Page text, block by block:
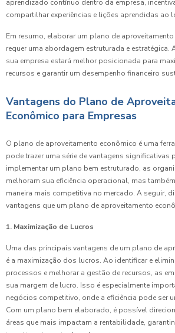
aprendizado contínuo dentro da empresa,
compartilhar experiências e lições aprendidas ao
Em resumo, elaborar um plano de
requer uma abordagem estruturada e estratégica.
sua empresa estará melhor posicionada para
recursos e garantir um desempenho financeiro
Vantagens do Plano de
Econômico para Empresas
O plano de aproveitamento econômico é uma
pode trazer uma série de vantagens significativas
implementar um plano bem estruturado, as
melhoram sua eficiência operacional, mas
maneira mais competitiva no mercado. A seguir,
vantagens que um plano de aproveitamento
1. Maximização de Lucros
Uma das principais vantagens de um plano de
é a maximização dos lucros. Ao identificar e
processos e melhorar a gestão de recursos, as
sua margem de lucro. Isso é especialmente
negócios competitivo, onde a eficiência pode ser
Com um plano bem elaborado, é possível
áreas que mais impactam a rentabilidade,